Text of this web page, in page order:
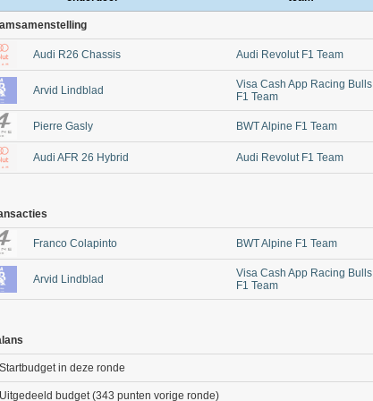
Audi R26 Chassis Audi Revolut F1 Team
Arvid Lindblad
Visa Cash App Racing Bulls
F1 Team
Pierre Gasly BWT Alpine F1 Team
Audi AFR 26 Hybrid Audi Revolut F1 Team
Franco Colapinto BWT Alpine F1 Team
Arvid Lindblad
Visa Cash App Racing Bulls
F1 Team
Startbudget in deze ronde
Uitgedeeld budget (343 punten vorige ronde)